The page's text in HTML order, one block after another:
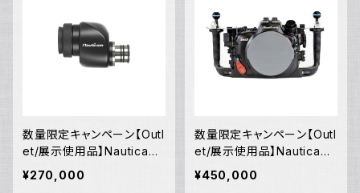
数量限定キャンペーン【Outl
et/展示使用品】Nauticam
NA ウルトラビューファイン
ダー180 ×0.8 [21400]
¥270,000
数量限定キャンペーン【Outl
et/展示使用品】Nauticam
R5ハウジング バキュームバ
ルブ付き
¥450,000